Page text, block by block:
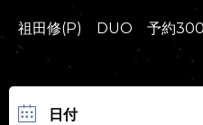
祖田修(P) DUO 予約
日付